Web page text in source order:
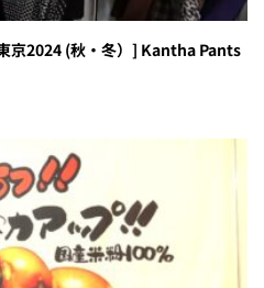
京2024 (秋・冬）] Kantha Pants